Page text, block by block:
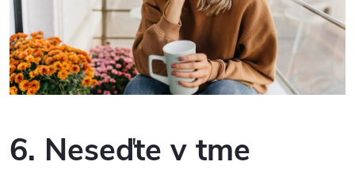
6. Neseďte v tme